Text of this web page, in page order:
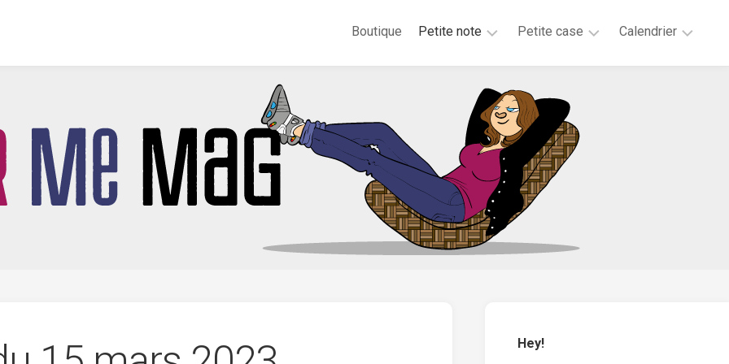
Boutique Petite note
2023
2020
2019
2018
Petite case Calendrier
Hey!